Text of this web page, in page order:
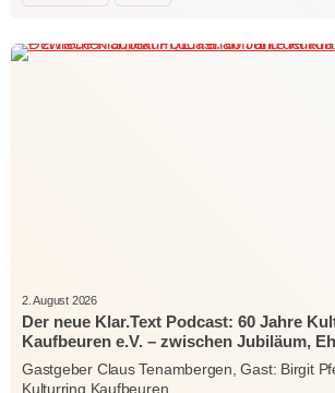
2. August 2026
Der neue Klar.Text Podcast: 60 Jahre
Kaufbeuren e.V. – zwischen Jubiläum,
Kraft der Kultur
Gastgeber Claus Tenambergen, Gast: Birgit
Kulturring Kaufbeuren…